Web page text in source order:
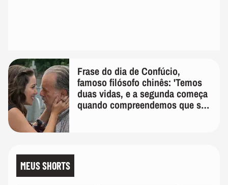
Frase do dia de Confúcio,
famoso filósofo chinês: 'Temos
duas vidas, e a segunda começa
quando compreendemos que só
MEUS SHORTS